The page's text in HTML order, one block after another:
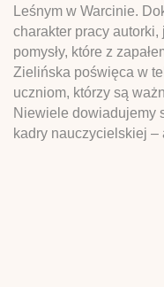
Leśnym w Warcinie.
charakter pracy
pomysły, które z
Zielińska poświęca w
uczniom, którzy są
Niewiele dowiadujemy
kadry nauczycielskiej –